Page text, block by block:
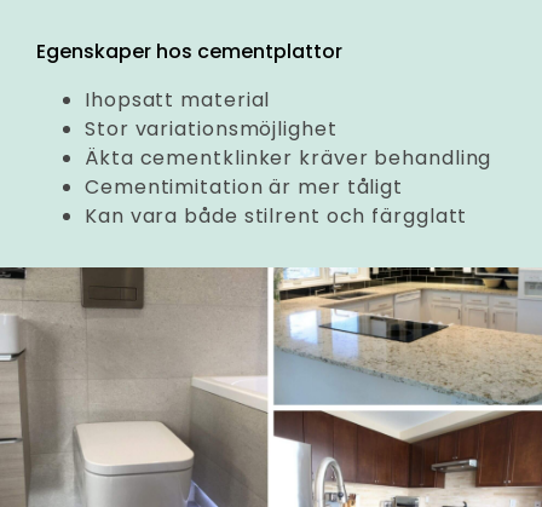
Egenskaper hos cementplattor
Ihopsatt material
Stor variationsmöjlighet
Äkta cementklinker kräver behandling
Cementimitation är mer tåligt
Kan vara både stilrent och färgglatt